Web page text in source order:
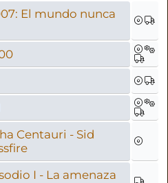
El mundo nunca
Centauri - Sid
I - La amenaza